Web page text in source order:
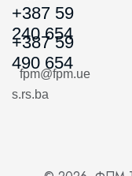
+387 59
240 654
+387 59
490 654
fpm@fpm.ue
s.rs.ba